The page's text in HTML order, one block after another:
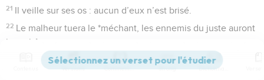
21 Il veille sur ses os : aucun d’eux n’est brisé.
22 Le malheur tuera le *méchant, les ennemis du juste auront
leur châtiment,
mais l’Eternel sauve la vie de tous ses serviteurs, et ceux
Versions Commentaires Strong